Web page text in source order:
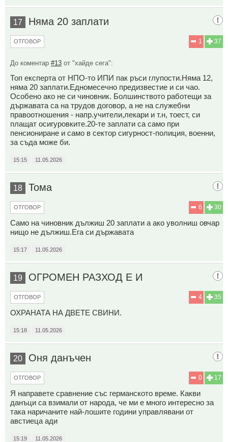
17 Няма 20 заплати
37
1
ОТГОВОР
До коментар #13 от "хайде сега":
Топ експерта от НПО-то ИПИ пак ръси глупости.Няма 12,
няма 20 заплати.Едномесечно предизвестие и си чао.
Особено ако не си чиновник. Болшинството работещи за
държавата са на трудов договор, а не на служебни
правоотношения - напр.учители,лекари и т.н, тоест, си
плащат осигуровките.20-те заплати са само при
пенсиониране и само в сектор сигурност-полиция, военни,
за съда може би.
15:15 11.05.2026
18 Тома
30
6
ОТГОВОР
Само на чиновник дължиш 20 заплати а ако уволниш овчар
нищо не дължиш.Ега си държавата
15:17 11.05.2026
19 ОГРОМЕН РАЗХОД Е И
35
4
ОТГОВОР
ОХРАНАТА НА ДВЕТЕ СВИНИ.
15:18 11.05.2026
20 Оня данъчен
17
0
ОТГОВОР
Я направете сравнение със германското време. Какви
данъци са взимали от народа, че ми е много интересно за
така наричаните най-лошите години управлявани от
австиеца ади
15:19 11.05.2026